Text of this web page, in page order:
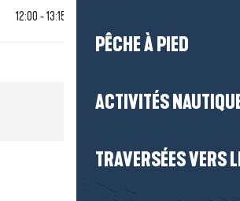
PÊCHE À PIED
ACTIVITÉS
TRAVERSÉES VERS
12:00 - 13:15